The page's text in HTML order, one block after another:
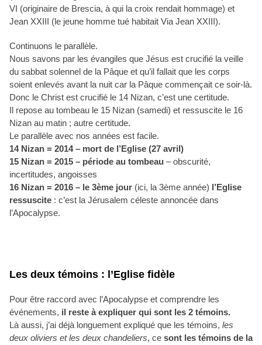
VI (originaire de Brescia, à qui la croix rendait hommage) et
Jean XXIII (le jeune homme tué habitait Via Jean XXIII).
Continuons le parallèle.
Nous savons par les évangiles que Jésus est crucifié la veille
du sabbat solennel de la Pâque et qu’il fallait que les corps
soient enlevés avant la nuit car la Pâque commençait ce soir-là.
Donc le Christ est crucifié le 14 Nizan, c’est une certitude.
Il repose au tombeau le 15 Nizan (samedi) et ressuscite le 16
Nizan au matin ; autre certitude.
Le parallèle avec nos années est facile.
14 Nizan = 2014 – mort de l’Eglise (27 avril)
15 Nizan = 2015 – période au tombeau – obscurité,
incertitudes, angoisses
16 Nizan = 2016 – le 3ème jour (ici, la 3ème année) l’Eglise
ressuscite : c’est la Jérusalem céleste annoncée dans
l’Apocalypse.
Les deux témoins : l’Eglise fidèle
Pour être raccord avec l’Apocalypse et comprendre les
événements, il reste à expliquer qui sont les 2 témoins.
Là aussi, j’ai déjà longuement expliqué que les témoins, les
deux oliviers et les deux chandeliers, ce sont les témoins de la